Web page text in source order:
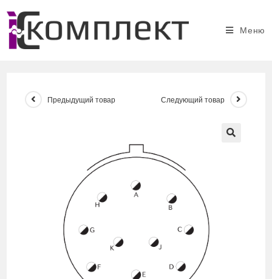
содержимому
Меню
Предыдущий товар Следующий товар